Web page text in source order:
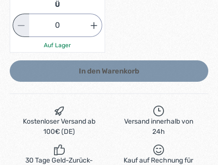
Ü
Auf Lager
In den Warenkorb
Kostenloser Versand ab
100€ (DE)
Versand innerhalb von
24h
30 Tage Geld-Zurück-
Kauf auf Rechnung für